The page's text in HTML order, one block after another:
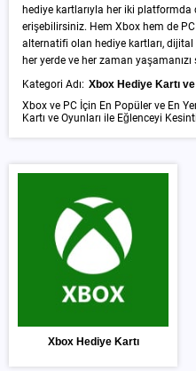
hediye kartlarıyla her iki
erişebilirsiniz. Hem Xbox hem de
alternatifi olan hediye kartları,
her yerde ve her zaman yaşamanızı
Kategori Adı: Xbox Hediye Kartı
Xbox ve PC İçin En Popüler ve En
Kartı ve Oyunları ile Eğlenceyi
Xbox Hediye Kartı